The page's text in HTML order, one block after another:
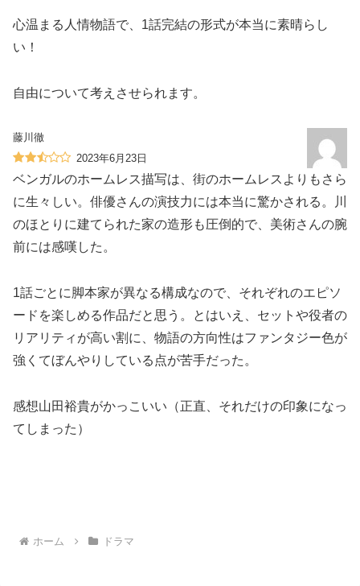
心温まる人情物語で、1話完結の形式が本当に素晴らし
い！
自由について考えさせられます。
藤川徹
2023年6月23日
ベンガルのホームレス描写は、街のホームレスよりもさら
に生々しい。俳優さんの演技力には本当に驚かされる。川
のほとりに建てられた家の造形も圧倒的で、美術さんの腕
前には感嘆した。
1話ごとに脚本家が異なる構成なので、それぞれのエピソ
ードを楽しめる作品だと思う。とはいえ、セットや役者の
リアリティが高い割に、物語の方向性はファンタジー色が
強くてぼんやりしている点が苦手だった。
感想山田裕貴がかっこいい（正直、それだけの印象になっ
てしまった）
ホーム ドラマ